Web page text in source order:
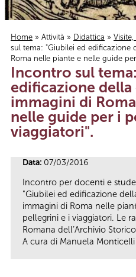
Tu sei qui
Home » Attività » Didattica »
sul tema: "Giubilei ed edificazione
Roma nelle piante e nelle guide
Incontro sul
edificazione
immagini di
nelle guide per i
viaggiatori".
Data: 07/03/2016
Incontro per docenti e
"Giubilei ed edificazione
immagini di Roma nelle
pellegrini e i viaggiatori. Le
Romana dell’Archivio
A cura di Manuela